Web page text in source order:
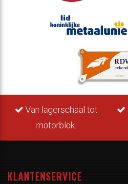
Van lagerschaal tot
motorblok.
KLANTENSERVICE